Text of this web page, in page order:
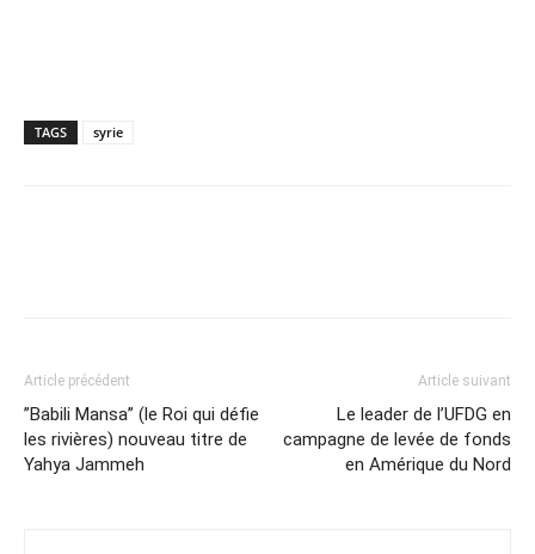
TAGS syrie
Article précédent
”Babili Mansa” (le Roi qui défie
les rivières) nouveau titre de
Yahya Jammeh
Article suivant
Le leader de l’UFDG en
campagne de levée de fonds
en Amérique du Nord